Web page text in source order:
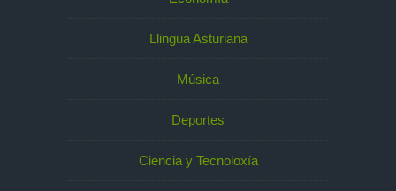
Llingua Asturiana
Música
Deportes
Ciencia y Tecnoloxía